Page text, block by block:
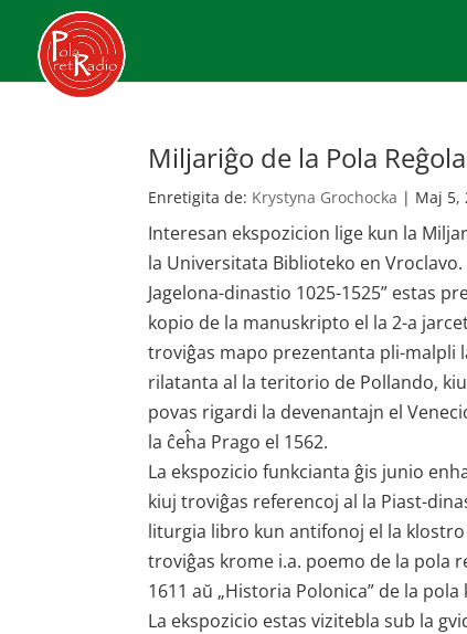
Miljariĝo de la Pola
Enretigita de: Krystyna Grochocka | Maj 5,
Interesan ekspozicion lige kun la
la Universitata Biblioteko en
Jagelona-dinastio 1025-1525” estas
kopio de la manuskripto el la 2-a
troviĝas mapo prezentanta pli-malpli
rilatanta al la teritorio de Pollando,
povas rigardi la devenantajn el
la ĉeĥa Prago el 1562.
La ekspozicio funkcianta ĝis junio
kiuj troviĝas referencoj al la Piast-
liturgia libro kun antifonoj el la klostro
troviĝas krome i.a. poemo de la pola
1611 aŭ „Historia Polonica” de la
La ekspozicio estas vizitebla sub la